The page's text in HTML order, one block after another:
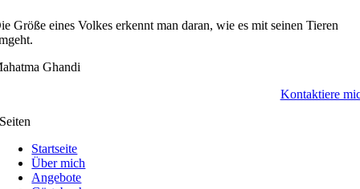
Größe eines Volkes erkennt man daran, wie es mit seinen Tieren
Ghandi
Kontaktiere
Seiten
Startseite
Über mich
Angebote